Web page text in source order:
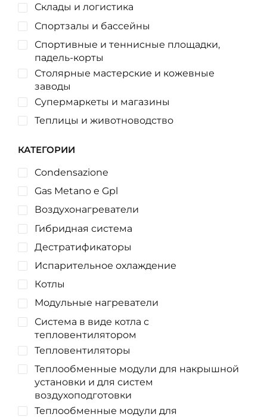
Склады и логистика
Спортзалы и бассейны
Спортивные и теннисные площадки,
падель-корты
Столярные мастерские и кожевные
заводы
Супермаркеты и магазины
Теплицы и животноводство
КАТЕГОРИИ
Condensazione
Gas Metano e Gpl
Воздухонагреватели
Гибридная система
Дестратификаторы
Испарительное охлаждение
Котлы
Модульные нагреватели
Система в виде котла с
тепловентилятором
Тепловентиляторы
Теплообменные модули для накрышной
установки и для систем
воздухоподготовки
Теплообменные модули для